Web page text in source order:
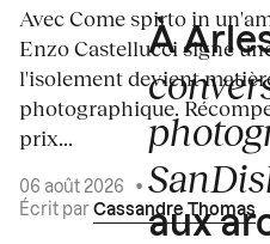
Avec Come spirto in
Enzo Castellucci signe
l'isolement devient
photographique.
prix...
06 août 2026
•
Écrit par Cassandre Thomas
À
aux